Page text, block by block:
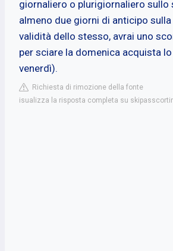
giornaliero o plurigiornaliero sullo
almeno due giorni di anticipo
validità dello stesso, avrai uno
per sciare la domenica acquista
venerdì).
Richiesta di rimozione della fonte
isualizza la risposta completa su